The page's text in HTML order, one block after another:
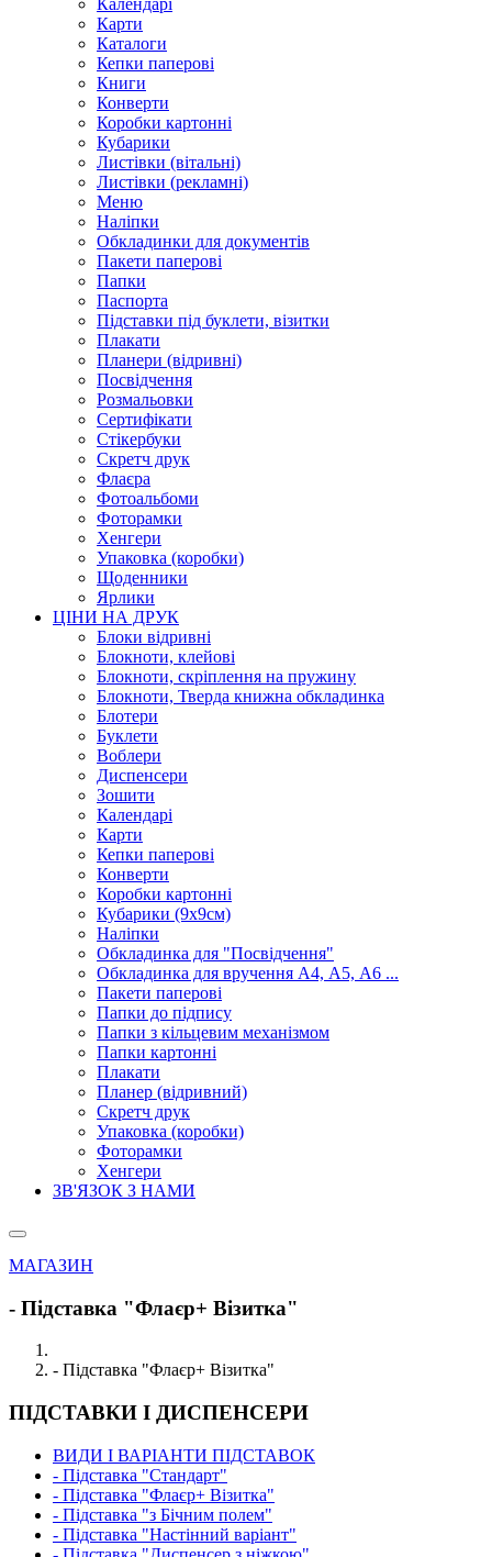
Календарі
Карти
Каталоги
Кепки паперові
Книги
Конверти
Коробки картонні
Кубарики
Листівки (вітальні)
Листівки (рекламні)
Меню
Наліпки
Обкладинки для документів
Пакети паперові
Папки
Паспорта
Підставки під буклети, візитки
Плакати
Планери (відривні)
Посвідчення
Розмальовки
Сертифікати
Стікербуки
Скретч друк
Флаєра
Фотоальбоми
Фоторамки
Хенгери
Упаковка (коробки)
Щоденники
Ярлики
ЦІНИ НА ДРУК
Блоки відривні
Блокноти, клейові
Блокноти, скріплення на пружину
Блокноти, Тверда книжна обкладинка
Блотери
Буклети
Воблери
Диспенсери
Зошити
Календарі
Карти
Кепки паперові
Конверти
Коробки картонні
Кубарики (9х9см)
Наліпки
Обкладинка для "Посвідчення"
Обкладинка для вручення А4, А5, А6 ...
Пакети паперові
Папки до підпису
Папки з кільцевим механізмом
Папки картонні
Плакати
Планер (відривний)
Скретч друк
Упаковка (коробки)
Фоторамки
Хенгери
ЗВ'ЯЗОК З НАМИ
МАГАЗИН
- Підставка "Флаєр+ Візитка"
- Підставка "Флаєр+ Візитка"
ПІДСТАВКИ І ДИСПЕНСЕРИ
ВИДИ І ВАРІАНТИ ПІДСТАВОК
- Підставка "Стандарт"
- Підставка "Флаєр+ Візитка"
- Підставка "з Бічним полем"
- Підставка "Настінний варіант"